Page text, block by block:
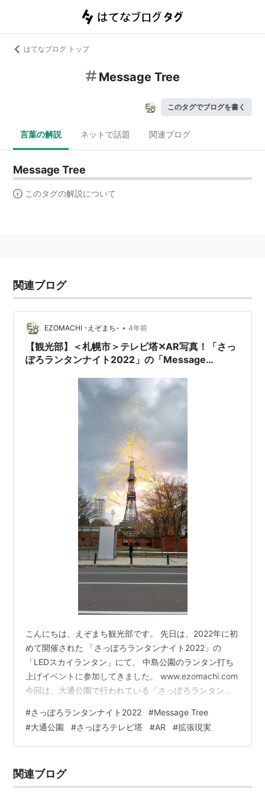
はてなブログ トップ
Message Tree
このタグでブログを書く
言葉の解説 ネットで話題 関連ブログ
Message Tree
このタグの解説について
関連ブログ
EZOMACHI -えぞまち- • 4年前
【観光部】＜札幌市＞テレビ塔✕AR写真！「さっ
ぽろランタンナイト2022」の「Message
こんにちは、えぞまち観光部です。 先日は、2022年に初
めて開催された 「さっぽろランタンナイト2022」の
「LEDスカイランタン」にて、 中島公園のランタン打ち
上げイベントに参加してきました。 www.ezomachi.com
今回は、大通公園で行われている「さっぽろランタンナ
Tree」に参加してきました！ スポンサーリンク ■「さっ
ぽろランタンナイト2022」の【Message Tree】とは？
「さっぽろランタンナイト2022」のイベントである
塔」を、 専用アプリ使…
#さっぽろランタンナイト2022 #Message Tree
#大通公園 #さっぽろテレビ塔 #AR #拡張現実
関連ブログ